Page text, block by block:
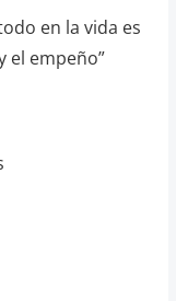
en la vida es
el empeño”